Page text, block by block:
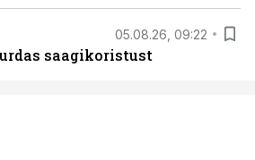
05.08.26, 09:22
saagikoristust